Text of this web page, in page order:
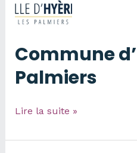
Commune
Palmiers
Commune
Les
Lire la suite »